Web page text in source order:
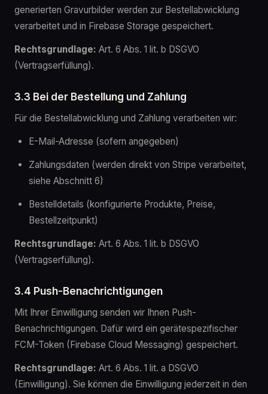
generierten Gravurbilder werden zur Bestellabwicklung
verarbeitet und in Firebase Storage gespeichert.
Rechtsgrundlage: Art. 6 Abs. 1 lit. b DSGVO
(Vertragserfüllung).
3.3 Bei der Bestellung und Zahlung
Für die Bestellabwicklung und Zahlung verarbeiten wir:
E-Mail-Adresse (sofern angegeben)
Zahlungsdaten (werden direkt von Stripe verarbeitet,
siehe Abschnitt 6)
Bestelldetails (konfigurierte Produkte, Preise,
Bestellzeitpunkt)
Rechtsgrundlage: Art. 6 Abs. 1 lit. b DSGVO
(Vertragserfüllung).
3.4 Push-Benachrichtigungen
Mit Ihrer Einwilligung senden wir Ihnen Push-
Benachrichtigungen. Dafür wird ein gerätespezifischer
FCM-Token (Firebase Cloud Messaging) gespeichert.
Rechtsgrundlage: Art. 6 Abs. 1 lit. a DSGVO
(Einwilligung). Sie können die Einwilligung jederzeit in den